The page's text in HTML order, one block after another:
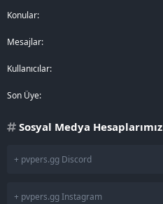
Konular
Mesajlar
Kullanıcılar
Son Üye
Sosyal Medya Hesaplarımız
+ pvpers.gg Discord
+ pvpers.gg Instagram